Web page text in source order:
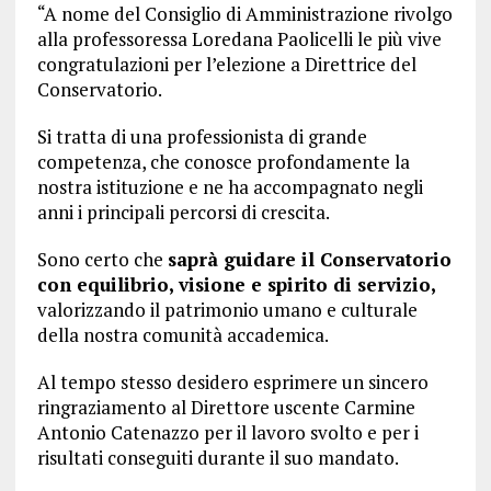
“A nome del Consiglio di Amministrazione rivolgo
alla professoressa Loredana Paolicelli le più vive
congratulazioni per l’elezione a Direttrice del
Conservatorio.
Si tratta di una professionista di grande
competenza, che conosce profondamente la
nostra istituzione e ne ha accompagnato negli
anni i principali percorsi di crescita.
Sono certo che saprà guidare il Conservatorio
con equilibrio, visione e spirito di servizio,
valorizzando il patrimonio umano e culturale
della nostra comunità accademica.
Al tempo stesso desidero esprimere un sincero
ringraziamento al Direttore uscente Carmine
Antonio Catenazzo per il lavoro svolto e per i
risultati conseguiti durante il suo mandato.